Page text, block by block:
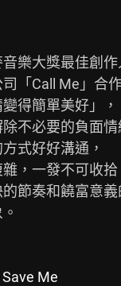
樂大獎最佳創作
「Call Me」合
得簡單美好」，
不必要的負面情
式好好溝通，
，一發不可收拾
節奏和饒富意義
Me